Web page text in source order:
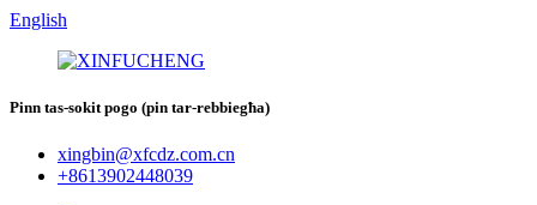
English
Pinn tas-sokit pogo (pin tar-rebbiegħa)
xingbin@xfcdz.com.cn
+8613902448039